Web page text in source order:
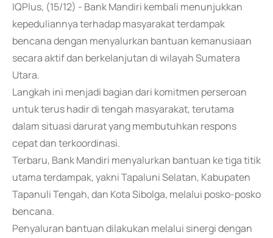
IQPlus, (15/12) - Bank Mandiri kembali menunjukkan
kepeduliannya terhadap masyarakat terdampak
bencana dengan menyalurkan bantuan kemanusiaan
secara aktif dan berkelanjutan di wilayah Sumatera
Utara.
Langkah ini menjadi bagian dari komitmen perseroan
untuk terus hadir di tengah masyarakat, terutama
dalam situasi darurat yang membutuhkan respons
cepat dan terkoordinasi.
Terbaru, Bank Mandiri menyalurkan bantuan ke tiga titik
utama terdampak, yakni Tapaluni Selatan, Kabupaten
Tapanuli Tengah, dan Kota Sibolga, melalui posko-posko
bencana.
Penyaluran bantuan dilakukan melalui sinergi dengan